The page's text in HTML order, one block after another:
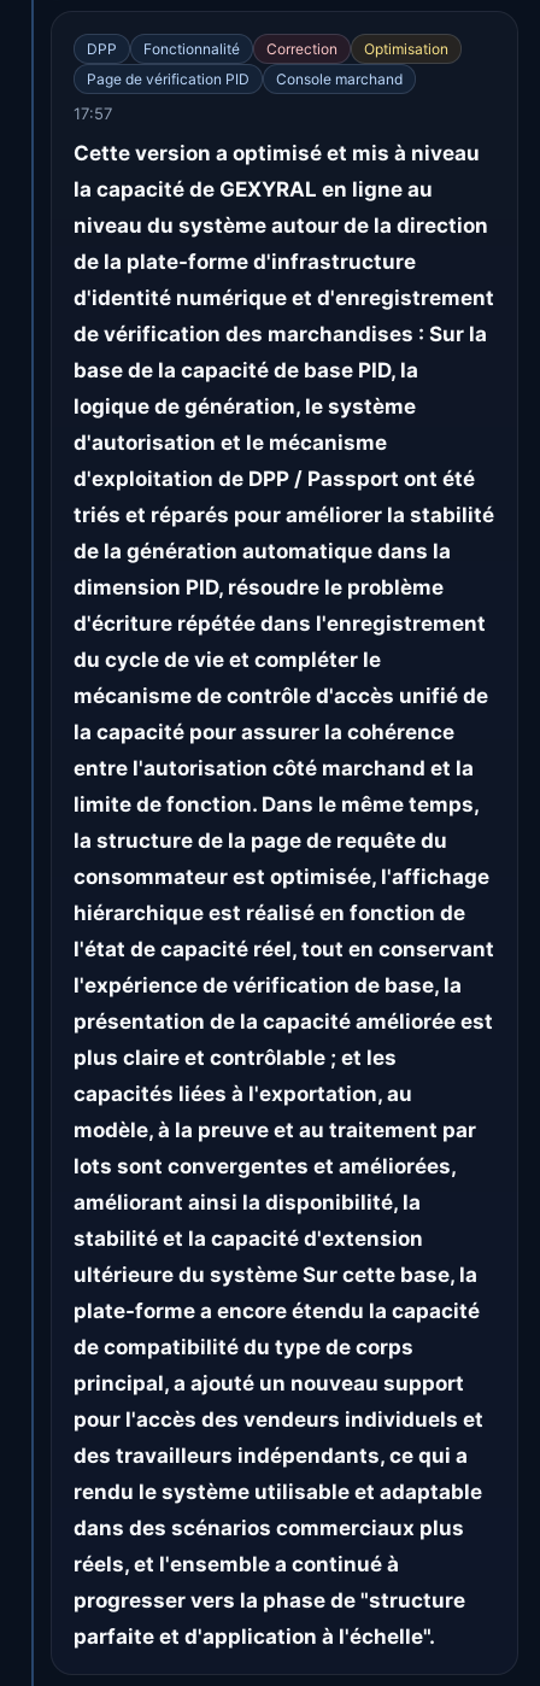
DPP Fonctionnalité Correction
Optimisation
Page de vérification PID
Console marchand
17:57
Cette version a optimisé et mis à niveau
la capacité de GEXYRAL en ligne au
niveau du système autour de la direction
de la plate-forme d'infrastructure
d'identité numérique et d'enregistrement
de vérification des marchandises : Sur la
base de la capacité de base PID, la
logique de génération, le système
d'autorisation et le mécanisme
d'exploitation de DPP / Passport ont été
triés et réparés pour améliorer la stabilité
de la génération automatique dans la
dimension PID, résoudre le problème
d'écriture répétée dans l'enregistrement
du cycle de vie et compléter le
mécanisme de contrôle d'accès unifié de
la capacité pour assurer la cohérence
entre l'autorisation côté marchand et la
limite de fonction. Dans le même temps,
la structure de la page de requête du
consommateur est optimisée, l'affichage
hiérarchique est réalisé en fonction de
l'état de capacité réel, tout en conservant
l'expérience de vérification de base, la
présentation de la capacité améliorée est
plus claire et contrôlable ; et les
capacités liées à l'exportation, au
modèle, à la preuve et au traitement par
lots sont convergentes et améliorées,
améliorant ainsi la disponibilité, la
stabilité et la capacité d'extension
ultérieure du système Sur cette base, la
plate-forme a encore étendu la capacité
de compatibilité du type de corps
principal, a ajouté un nouveau support
pour l'accès des vendeurs individuels et
des travailleurs indépendants, ce qui a
rendu le système utilisable et adaptable
dans des scénarios commerciaux plus
réels, et l'ensemble a continué à
progresser vers la phase de "structure
parfaite et d'application à l'échelle".